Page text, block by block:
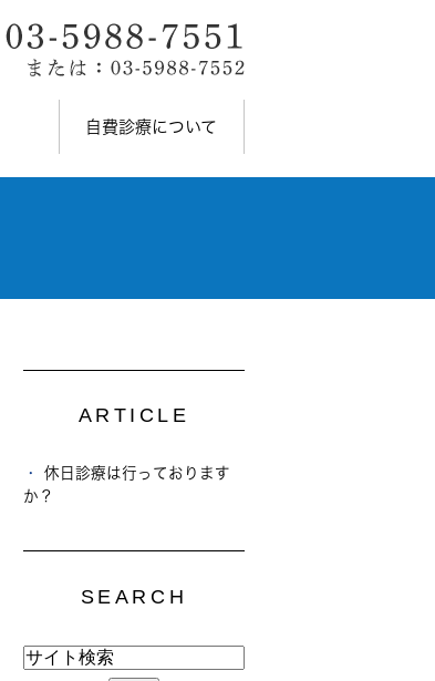
自費診療について
ARTICLE
休日診療は行っております
か？
SEARCH